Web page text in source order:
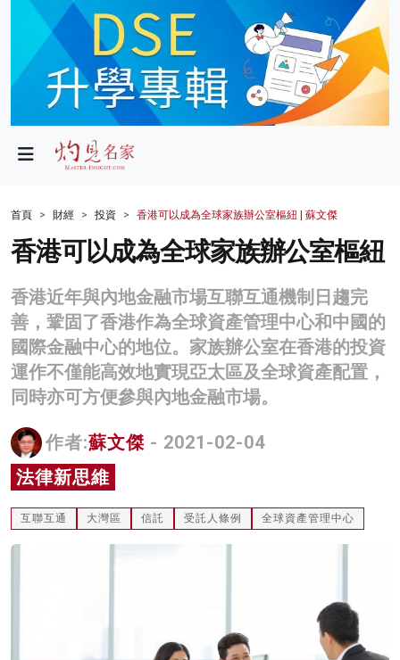
政局
財經
生活
商業
科技
影片
名家榜
灼見活動
首頁 財經 投資 香港可以成為全球家族辦公室樞紐 | 蘇文傑
香港可以成為全球家族辦公室樞紐
香港近年與內地金融市場互聯互通機制日趨完
善，鞏固了香港作為全球資產管理中心和中國的
國際金融中心的地位。家族辦公室在香港的投資
運作不僅能高效地實現亞太區及全球資產配置，
同時亦可方便參與內地金融市場。
作者:蘇文傑 - 2021-02-04
法律新思維
互聯互通 大灣區 信託 受託人條例 全球資產管理中心